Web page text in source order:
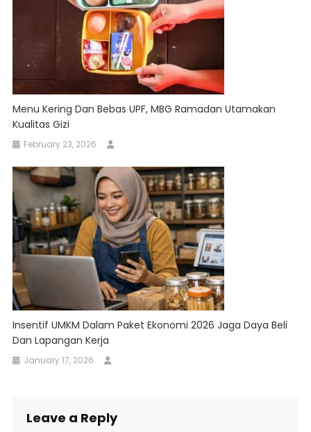
Menu Kering Dan Bebas UPF, MBG Ramadan Utamakan
Kualitas Gizi
February 23, 2026
Insentif UMKM Dalam Paket Ekonomi 2026 Jaga Daya Beli
Dan Lapangan Kerja
January 17, 2026
Leave a Reply